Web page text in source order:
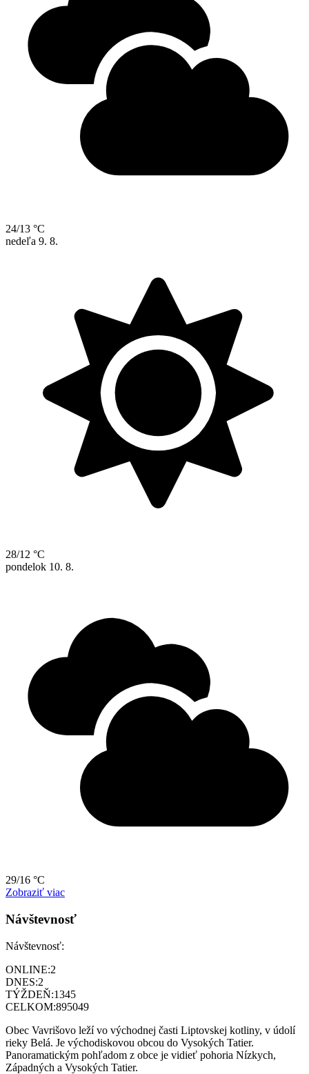
24/13 °C
nedeľa 9. 8.
28/12 °C
pondelok 10. 8.
29/16 °C
Zobraziť viac
Návštevnosť
Návštevnosť:
ONLINE:2
DNES:2
TÝŽDEŇ:1345
CELKOM:895049
Obec Vavrišovo leží vo východnej časti Liptovskej kotliny, v údolí
rieky Belá. Je východiskovou obcou do Vysokých Tatier.
Panoramatickým pohľadom z obce je vidieť pohoria Nízkych,
Západných a Vysokých Tatier.